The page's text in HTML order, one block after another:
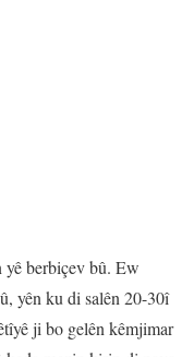
berbiçev bû. Ew
yên ku di salên 20-30î
ji bo gelên kêmjimar